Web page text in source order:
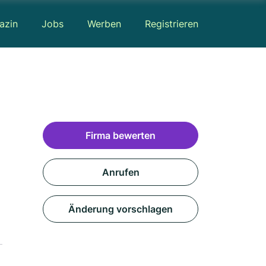
Jobs Werben Registrieren
Firma bewerten
Anrufen
Änderung vorschlagen